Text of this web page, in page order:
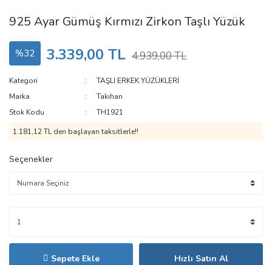
925 Ayar Gümüş Kırmızı Zirkon Taşlı Yüzük
%32 3.339,00 TL 4.939,00 TL
Kategori
TAŞLI ERKEK YÜZÜKLERİ
Marka
Takıhan
Stok Kodu
TH1921
1.181,12 TL den başlayan taksitlerle!!
Seçenekler
Sepete Ekle Hızlı Satın Al